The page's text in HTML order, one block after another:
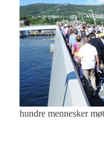
hundre mennesker